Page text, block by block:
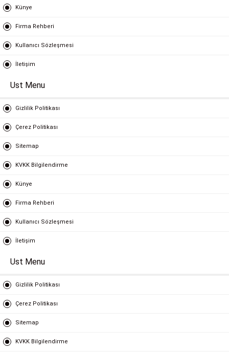
Künye
Firma Rehberi
Kullanıcı Sözleşmesi
İletişim
Ust Menu
Gizlilik Politikası
Çerez Politikası
Sitemap
KVKK Bilgilendirme
Künye
Firma Rehberi
Kullanıcı Sözleşmesi
İletişim
Ust Menu
Gizlilik Politikası
Çerez Politikası
Sitemap
KVKK Bilgilendirme